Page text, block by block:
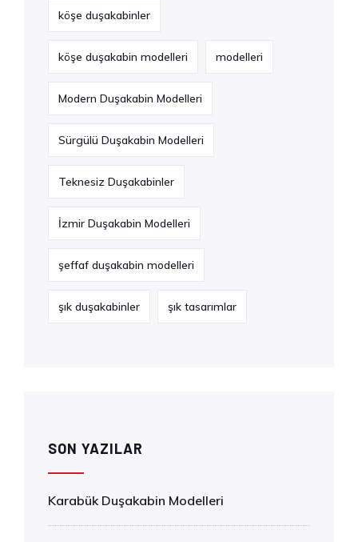
köşe duşakabinler
köşe duşakabin modelleri modelleri
Modern Duşakabin Modelleri
Sürgülü Duşakabin Modelleri
Teknesiz Duşakabinler
İzmir Duşakabin Modelleri
şeffaf duşakabin modelleri
şık duşakabinler şık tasarımlar
SON YAZILAR
Karabük Duşakabin Modelleri